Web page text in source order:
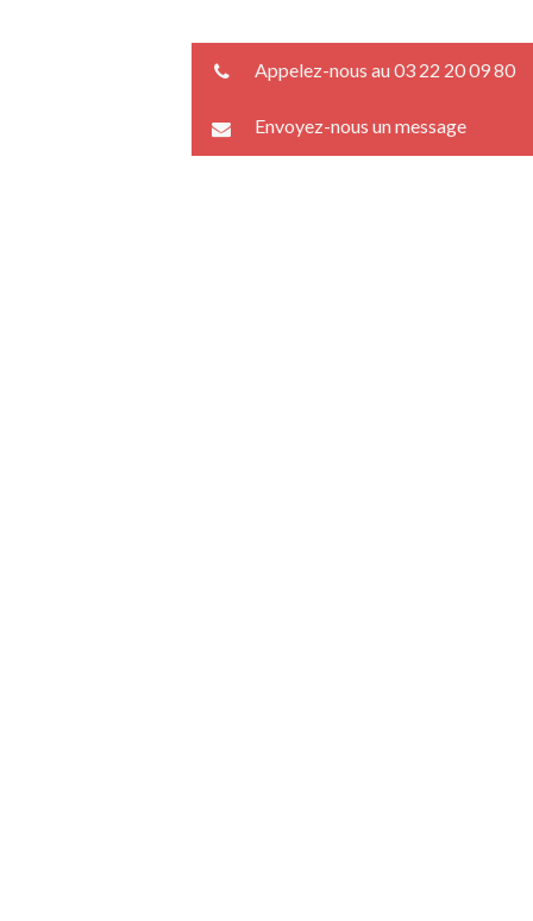
Appelez-nous au 03 22 20 09 80
Envoyez-nous un message